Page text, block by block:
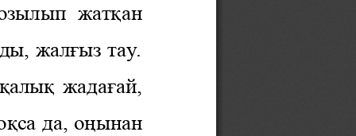
  жат
қан
жалғыз тау.
қалық жадағай,
қса да, оңынан